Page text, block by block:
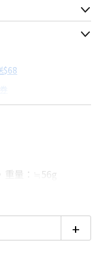
為主
配合銀行/業者
18家銀行/業者
$68
最高回饋25%
重量：≒56g
效地防震和緩衝撞
+